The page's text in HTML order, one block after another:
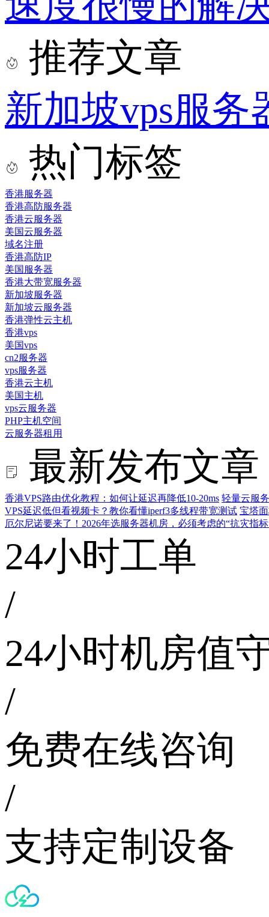
推荐文章
新加坡vps服务
热门标签
香港服务器
香港高防服务器
香港云服务器
美国云服务器
域名注册
香港高防IP
美国服务器
香港大带宽服务器
新加坡服务器
新加坡云服务器
香港弹性云主机
香港vps
美国vps
cn2服务器
vps服务器
香港云主机
美国主机
vps云服务器
PHP主机空间
云服务器租用
最新发布文章
香港VPS路由优化教程：如何让延迟再降低10-20ms 轻量云服
VPS延迟低但看视频卡？教你看懂iperf3多线程带宽测试 宝塔
厄尔尼诺要来了！2026年选服务器机房，必须考虑的“抗灾指标
24小时工单
/
24小时机房值
/
免费在线咨询
/
支持定制设备